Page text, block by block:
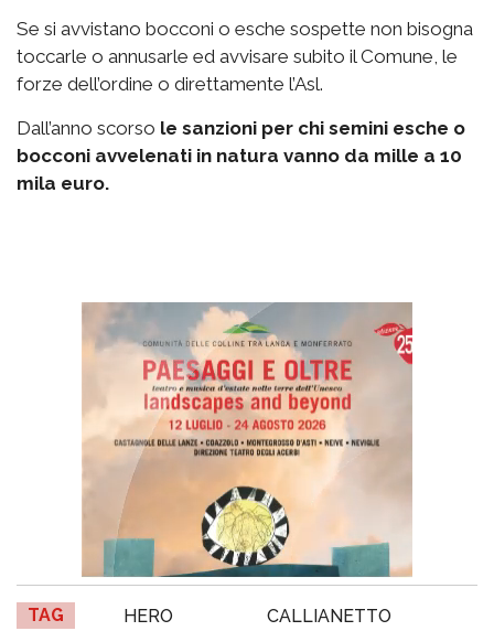
Se si avvistano bocconi o esche sospette non bisogna
toccarle o annusarle ed avvisare subito il Comune, le
forze dell’ordine o direttamente l’Asl.
Dall’anno scorso le sanzioni per chi semini esche o
bocconi avvelenati in natura vanno da mille a 10
mila euro.
TAG HERO
CALLIANETTO